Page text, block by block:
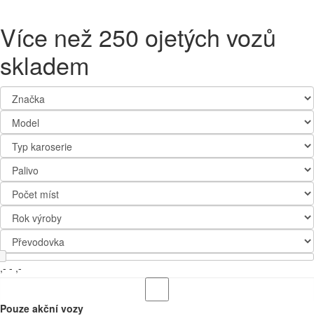
Více než 250 ojetých vozů
skladem
,- - ,-
Pouze akční vozy